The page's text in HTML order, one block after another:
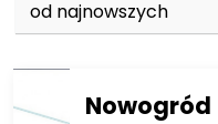
od najnowszych
Nowogród